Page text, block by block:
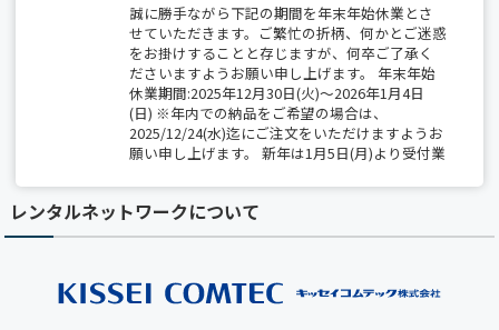
誠に勝手ながら下記の期間を年末年始休業とさ
せていただきます。ご繁忙の折柄、何かとご迷惑
をお掛けすることと存じますが、何卒ご了承く
ださいますようお願い申し上げます。 年末年始
休業期間:2025年12月30日(火)～2026年1月4日
(日) ※年内での納品をご希望の場合は、
2025/12/24(水)迄にご注文をいただけますようお
願い申し上げます。 新年は1月5日(月)より受付業
【夏季休業のお知らせ】 2025/8/14(木)～
8/15(金)は全社一斉休業期間につき、 出荷業務
で、 ご不便をおかけしますが、何卒ご了承くだ
レンタルネットワークについて